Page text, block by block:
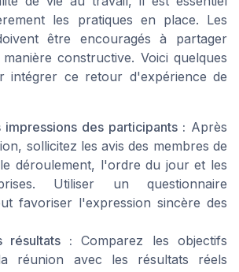
les pratiques en place. Les
être encouragés à partager
constructive. Voici quelques
intégrer ce retour d'expérience de
impressions des participants : Après
sollicitez les avis des membres de
déroulement, l'ordre du jour et les
Utiliser un questionnaire
favoriser l'expression sincère des
résultats : Comparez les objectifs
réunion avec les résultats réels